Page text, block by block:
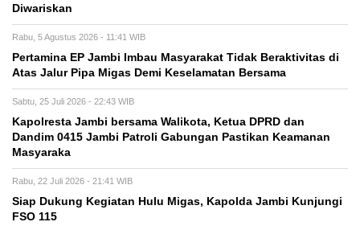
Diwariskan
Rabu, 5 Agustus 2026 - 11:41 WIB
Pertamina EP Jambi Imbau Masyarakat Tidak Beraktivitas di
Atas Jalur Pipa Migas Demi Keselamatan Bersama
Sabtu, 25 Juli 2026 - 22:43 WIB
Kapolresta Jambi bersama Walikota, Ketua DPRD dan
Dandim 0415 Jambi Patroli Gabungan Pastikan Keamanan
Masyaraka
Rabu, 22 Juli 2026 - 21:41 WIB
Siap Dukung Kegiatan Hulu Migas, Kapolda Jambi Kunjungi
FSO 115